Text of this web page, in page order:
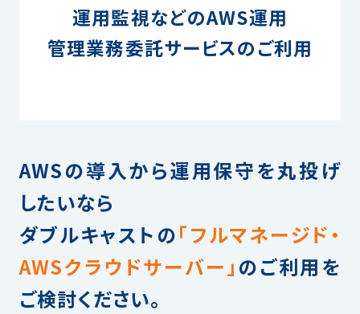
運用監視などのAWS運用
管理業務委託サービスのご利用
AWSの導入から運用保守を丸投げ
したいなら
ダブルキャストの「フルマネージド・
AWSクラウドサーバー」 のご利用を
ご検討ください。